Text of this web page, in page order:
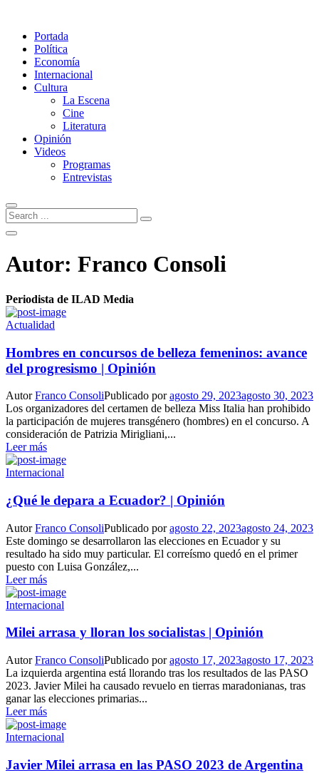
Portada
Política
Economía
Internacional
Cultura
La Escena
Cine
Literatura
Opinión
Videos
Programas
Entrevistas
Autor: Franco Consoli
Periodista de ILAD Media
Actualidad
Hombres en concursos de belleza femeninos: avance
del progresismo | Opinión
AutorFranco ConsoliPublicado poragosto 29, 2023agosto 30, 2023
Los organizadores del certamen de belleza Miss Italia han prohibido
la participación de mujeres transgénero (hombres) en el concurso. A
consideración de Patrizia Mirigliani,...
Leer más
Internacional
¿Qué le depara a Ecuador? | Opinión
AutorFranco ConsoliPublicado poragosto 22, 2023agosto 24, 2023
Este domingo se desarrollaron las elecciones en Ecuador y su
resultado ha sido muy particular. El correísmo quedó en el primer
puesto con Luisa González,...
Leer más
Internacional
Milei arrasa y lloran los socialistas | Opinión
AutorFranco ConsoliPublicado poragosto 17, 2023agosto 17, 2023
La izquierda argentina está llorando tras los resultados de las PASO
2023. Javier Milei ha causado revuelo en tierras maradonianas, tras
ganar las elecciones primarias...
Leer más
Internacional
Javier Milei arrasa en las PASO 2023 de Argentina